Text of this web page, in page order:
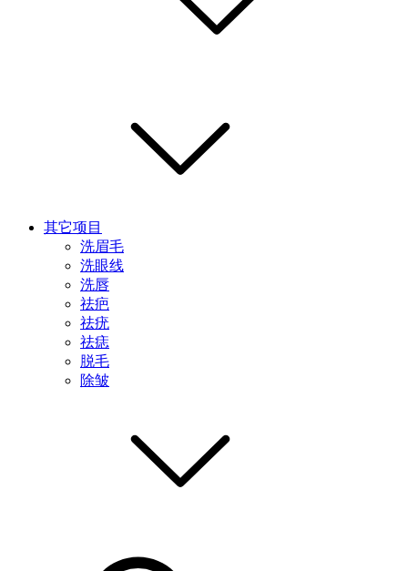
其它项目
洗眉毛
洗眼线
洗唇
祛疤
祛疣
祛痣
脱毛
除皱